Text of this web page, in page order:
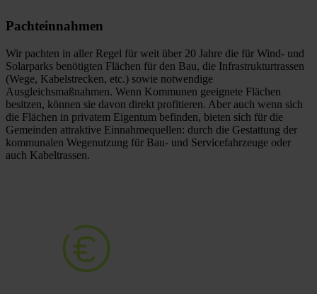
Pachteinnahmen
Wir pachten in aller Regel für weit über 20 Jahre die für Wind- und
Solarparks benötigten Flächen für den Bau, die Infrastrukturtrassen
(Wege, Kabelstrecken, etc.) sowie notwendige
Ausgleichsmaßnahmen. Wenn Kommunen geeignete Flächen
besitzen, können sie davon direkt profitieren. Aber auch wenn sich
die Flächen in privatem Eigentum befinden, bieten sich für die
Gemeinden attraktive Einnahmequellen: durch die Gestattung der
kommunalen Wegenutzung für Bau- und Servicefahrzeuge oder
auch Kabeltrassen.